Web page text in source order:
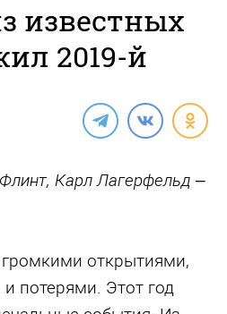
известных
2019-й
Карл Лагерфельд –
открытиями,
потерями. Этот год